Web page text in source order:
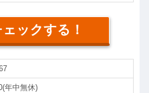
ックする！
年中無休)